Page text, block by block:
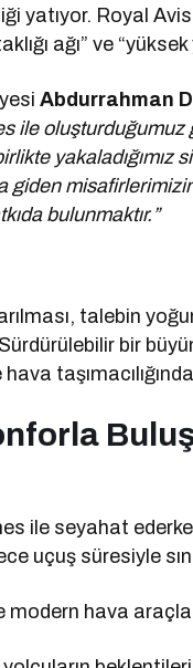
yatıyor. Royal
ağı” ve
Abdurrahman
ile
bulunmaktır.”
talebin
Sürdürülebilir bir
ile seyahat
uçuş süresiyle
modern hava